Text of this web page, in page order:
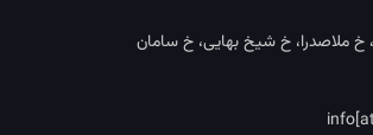
خ ملاصدرا، خ شیخ بهایی، خ سامان